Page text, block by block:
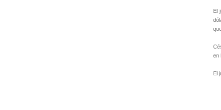
El
en
El